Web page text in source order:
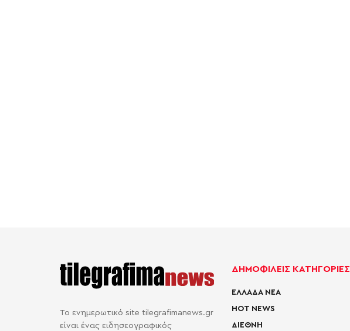
Το ενημερωτικό site tilegrafimanews.gr
είναι ένας ειδησεογραφικός
ΔΗΜΟΦΙΛΕΙΣ ΚΑΤΗΓΟΡΙΕΣ
ΕΛΛΑΔΑ ΝΕΑ
HOT NEWS
ΔΙΕΘΝΗ